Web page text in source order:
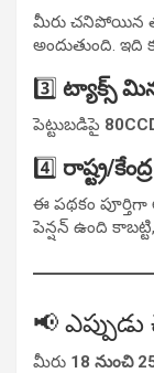
మీరు చనిపోయిన
అందుతుంది. ఇది
3️⃣ ట్యాక్స్
పెట్టుబడిపై
4️⃣ రాష్ట్ర/
ఈ పథకం పూర్తిగా
పెన్షన్ ఉంది
📢
మీరు 18 నుంచి